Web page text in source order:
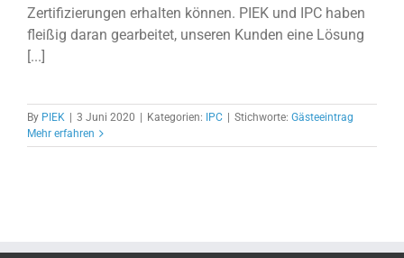
Zertifizierungen erhalten können. PIEK und IPC haben
fleißig daran gearbeitet, unseren Kunden eine Lösung
[...]
By PIEK | 3 Juni 2020 | Kategorien: IPC | Stichworte: Gästeeintrag
Mehr erfahren